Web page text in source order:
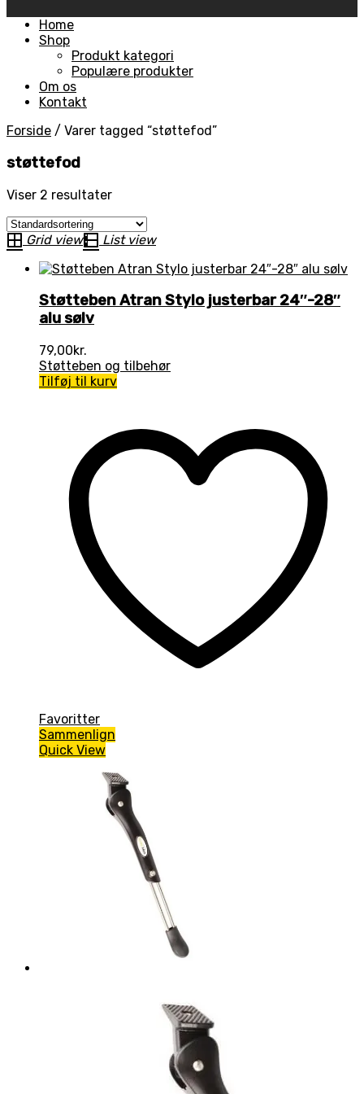
Skip
Home
Shop
Produkt kategori
Populære produkter
Om os
Kontakt
Forside / Varer tagged “støttefod”
støttefod
Viser 2 resultater
Grid view List view
Støtteben Atran Stylo justerbar 24″-28″
alu sølv
79,00kr.
Støtteben og tilbehør
Tilføj til kurv
Favoritter
Sammenlign
Quick View